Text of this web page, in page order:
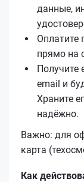
данные,
Оплатите
прямо на
Получите
email и
Храните
надёжно.
Важно: для
карта
Как